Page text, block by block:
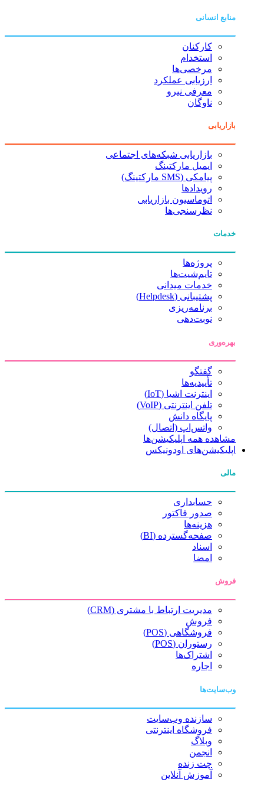
منابع انسانی
کارکنان
استخدام
مرخصی‌ها
ارزیابی عملکرد
معرفی نیرو
ناوگان
بازاریابی
بازاریابی شبکه‌های اجتماعی
ایمیل مارکتینگ
پیامکی (SMS مارکتینگ)
رویدادها
اتوماسیون بازاریابی
نظرسنجی‌ها
خدمات
پروژه‌ها
تایم‌شیت‌ها
خدمات میدانی
پشتیبانی (Helpdesk)
برنامه‌ریزی
نوبت‌دهی
بهره‌وری
گفتگو
تأییدیه‌ها
اینترنت اشیا (IoT)
تلفن اینترنتی (VoIP)
پایگاه دانش
واتس‌اپ (اتصال)
مشاهده همه اپلیکیشن‌ها
اپلیکیشن‌های اودونیکس
مالی
حسابداری
صدور فاکتور
هزینه‌ها
صفحه‌گسترده (BI)
اسناد
امضا
فروش
مدیریت ارتباط با مشتری (CRM)
فروش
فروشگاهی (POS)
رستوران (POS)
اشتراک‌ها
اجاره
وب‌سایت‌ها
سازنده وب‌سایت
فروشگاه اینترنتی
وبلاگ
انجمن
چت زنده
آموزش آنلاین